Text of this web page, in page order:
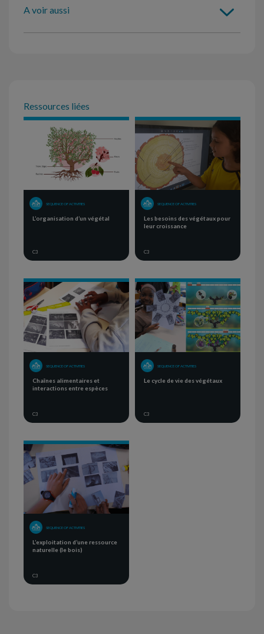
A voir aussi
Ressources liées
SEQUENCE OF ACTIVITIES
L’organisation d’un végétal
C3
SEQUENCE OF ACTIVITIES
Les besoins des végétaux pour
leur croissance
C3
SEQUENCE OF ACTIVITIES
Chaînes alimentaires et
interactions entre espèces
C3
SEQUENCE OF ACTIVITIES
Le cycle de vie des végétaux
C3
SEQUENCE OF ACTIVITIES
L’exploitation d’une ressource
naturelle (le bois)
C3